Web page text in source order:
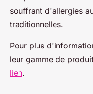
souffrant d'allergies
traditionnelles.
Pour plus
leur gamme de
lien.